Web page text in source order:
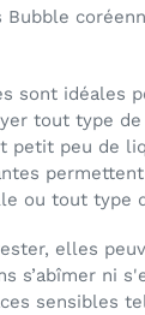
Bubble
sont idéales
tout type
petit peu de
ou tout type
elles
s’abîmer ni
sensibles